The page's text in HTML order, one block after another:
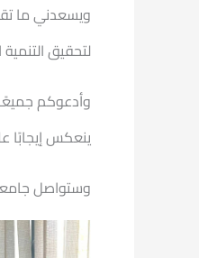
ويسعدني ما
لتحقيق
وأدعوكم
ينعكس إيجابًا
وستواصل